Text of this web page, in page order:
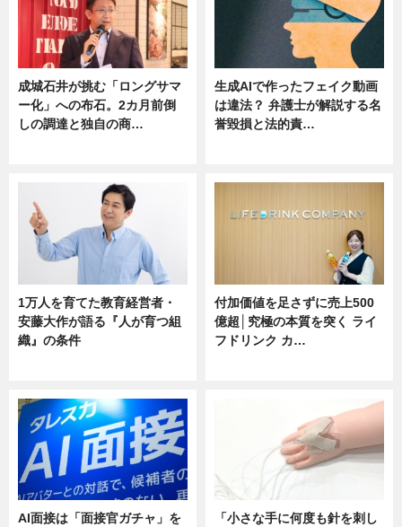
成城石井が挑む「ロングサマ
ー化」への布石。2カ月前倒
しの調達と独自の商…
生成AIで作ったフェイク動画
は違法？ 弁護士が解説する名
誉毀損と法的責…
1万人を育てた教育経営者・
安藤大作が語る『人が育つ組
織』の条件
付加価値を足さずに売上500
億超│究極の本質を突く ライ
フドリンク カ…
AI面接は「面接官ガチャ」を
「小さな手に何度も針を刺し